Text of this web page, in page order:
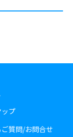
プ
質問/お問合せ